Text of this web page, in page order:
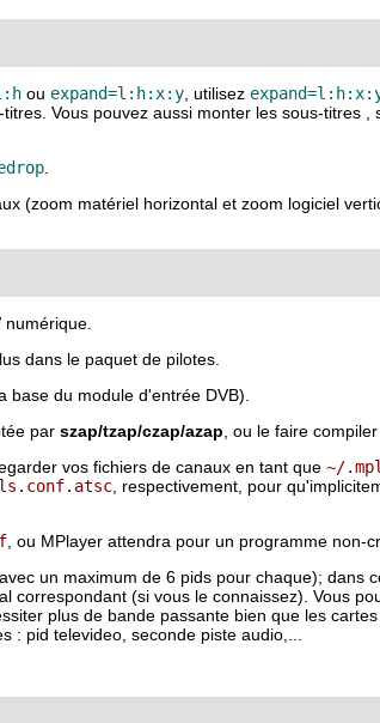
ou expand=l:h:x:y, utilisez
Vous pouvez aussi monter les sous-titres
.
(zoom matériel horizontal et zoom logiciel
numérique.
dans le paquet de pilotes.
base du module d'entrée DVB).
par szap/tzap/czap/azap, ou le faire
vos fichiers de canaux en tant que ~/
, respectivement, pour
, ou MPlayer attendra pour un programme non-
un maximum de 6 pids pour chaque); dans
(si vous le connaissez). Vous
plus de bande passante bien que les
: pid televideo, seconde piste audio,...